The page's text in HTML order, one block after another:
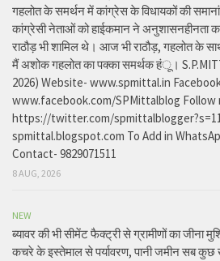
गहलोत के समर्थन में कांग्रेस के विधायकों की
कांग्रेसी नेताओं को हाईकमान ने अनुशासनहीनता
राठौड़ भी शामिल थे। आज भी राठौड़, गहलोत के
मैं अशोक गहलोत का पक्का समर्थक हंू।
2026) Website- www.spmittal.in
www.facebook.com/SPMittalblog
https://twitter.com/
spmittal.blogspot.com To Add in
Contact- 9829071511
8 AUG, 2026
NEW
ब्यावर की भी सीमेंट फैक्ट्री से ग्रामीणों का जीना
कचरे के इस्तेमाल से पर्यावरण, पानी जमीन सब कुछ